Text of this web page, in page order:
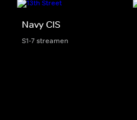
Navy CIS
S1-7 streamen